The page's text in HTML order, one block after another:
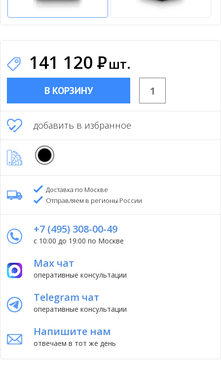
141 120 Ршт.
В КОРЗИНУ
добавить в избранное
Доставка по Москве
Отправляем в регионы России
+7 (495) 308-00-49
с 10:00 до 19:00 по Москве
Max чат
оперативные консультации
Telegram чат
оперативные консультации
Напишите нам
отвечаем в тот же день